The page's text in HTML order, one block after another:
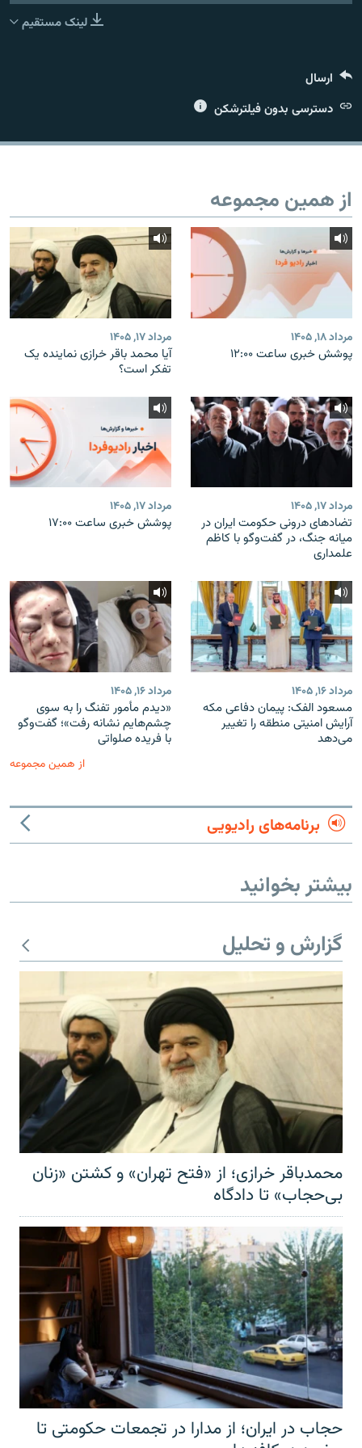
لینک مستقیم
ارسال
دسترسی بدون فیلترشکن
از همین مجموعه
مرداد ۱۸, ۱۴۰۵
پوشش خبری ساعت ۱۲:۰۰
مرداد ۱۷, ۱۴۰۵
آیا محمد باقر خرازی نماینده یک
تفکر است؟
مرداد ۱۷, ۱۴۰۵
تضادهای درونی حکومت ایران در
میانه جنگ، در گفت‌‌وگو با کاظم
علمداری
مرداد ۱۷, ۱۴۰۵
پوشش خبری ساعت ۱۷:۰۰
مرداد ۱۶, ۱۴۰۵
مسعود الفک: پیمان دفاعی مکه
آرایش امنیتی منطقه را تغییر
می‌دهد
مرداد ۱۶, ۱۴۰۵
«دیدم مأمور تفنگ را به سوی
چشم‌هایم نشانه رفت»؛ گفت‌و‌گو
با فریده صلواتی
از همین مجموعه
برنامه‌های رادیویی
بیشتر بخوانید
گزارش و تحلیل
محمدباقر خرازی؛ از «فتح تهران» و کشتن «زنان
بی‌حجاب» تا دادگاه
حجاب در ایران؛ از مدارا در تجمعات حکومتی تا